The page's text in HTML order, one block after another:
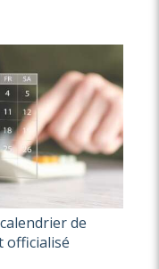
de
officialisé